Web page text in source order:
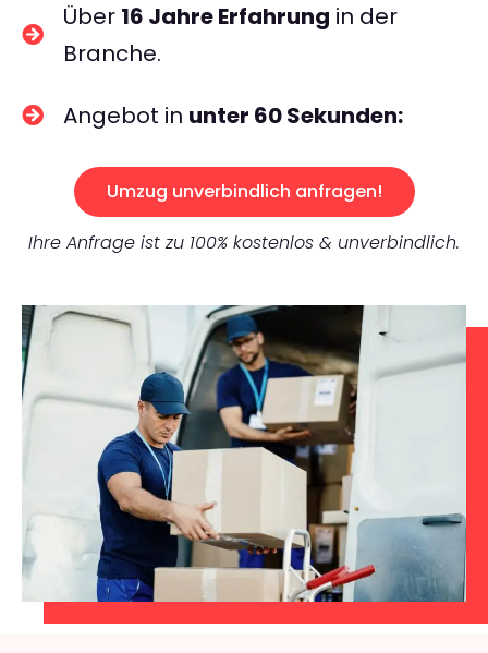
Über 16 Jahre Erfahrung in der
Branche.
Angebot in unter 60 Sekunden:
Umzug unverbindlich anfragen!
Ihre Anfrage ist zu 100% kostenlos & unverbindlich.